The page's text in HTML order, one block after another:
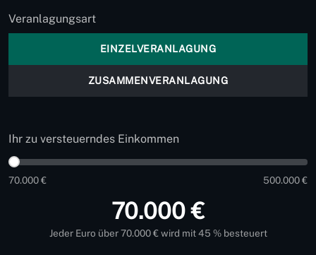
Veranlagungsart
EINZELVERANLAGUNG
ZUSAMMENVERANLAGUNG
Ihr zu versteuerndes Einkommen
70.000 € 500.000 €
70.000 €
Jeder Euro über 70.000 € wird mit 45 % besteuert